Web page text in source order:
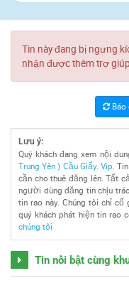
Tin này đang bị ngưng
nhận được thêm trợ
Báo
Lưu ý:
Quý khách đang xem nội
Trung Yên ) Cầu Giấy. Vip.
cần cho thuê đăng lên. Tất
người dùng đăng tin chịu
tin rao này. Chúng tôi chỉ
quý khách phát hiện tin rao
chúng tôi
Tin nổi bật cùng